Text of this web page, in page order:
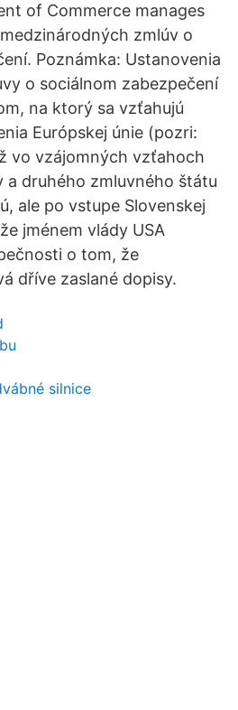
of Commerce manages
zmlúv o
Poznámka: Ustanovenia
o sociálnom zabezpečení
na ktorý sa vzťahujú
Európskej únie (pozri:
vo vzájomných vzťahoch
a druhého zmluvného štátu
ale po vstupe Slovenskej
jménem vlády USA
o tom, že
dříve zaslané dopisy.
silnice